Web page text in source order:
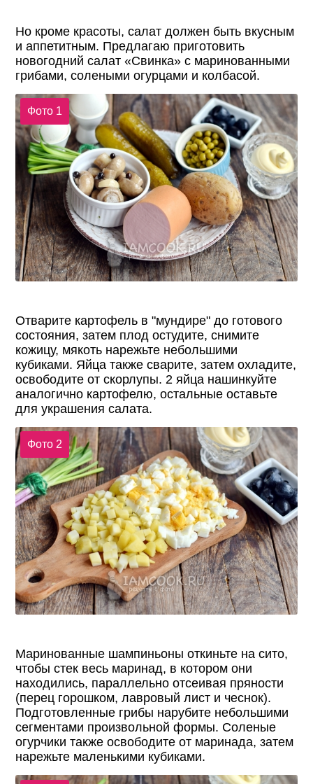
Но кроме красоты, салат должен быть вкусным
и аппетитным. Предлагаю приготовить
новогодний салат «Свинка» с маринованными
грибами, солеными огурцами и колбасой.
Фото 1
Отварите картофель в "мундире" до готового
состояния, затем плод остудите, снимите
кожицу, мякоть нарежьте небольшими
кубиками. Яйца также сварите, затем охладите,
освободите от скорлупы. 2 яйца нашинкуйте
аналогично картофелю, остальные оставьте
для украшения салата.
Фото 2
Маринованные шампиньоны откиньте на сито,
чтобы стек весь маринад, в котором они
находились, параллельно отсеивая пряности
(перец горошком, лавровый лист и чеснок).
Подготовленные грибы нарубите небольшими
сегментами произвольной формы. Соленые
огурчики также освободите от маринада, затем
нарежьте маленькими кубиками.